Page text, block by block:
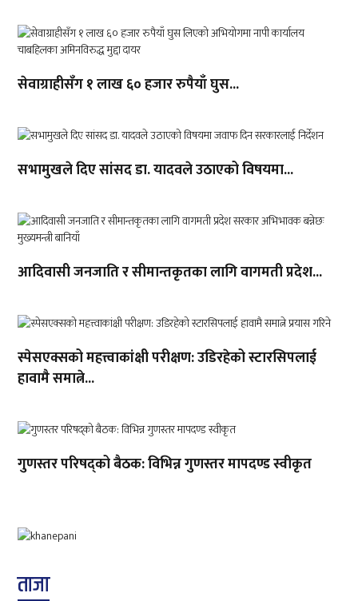
सेवाग्राहीसँग १ लाख ६० हजार रुपैयाँ घुस...
सभामुखले दिए सांसद डा‍‍. यादवले उठाएको विषयमा...
आदिवासी जनजाति र सीमान्तकृतका लागि वागमती प्रदेश...
स्पेसएक्सको महत्त्वाकांक्षी परीक्षण: उडिरहेको स्टारसिपलाई
हावामै समात्ने...
गुणस्तर परिषद्को बैठक: विभिन्न गुणस्तर मापदण्ड स्वीकृत
ताजा